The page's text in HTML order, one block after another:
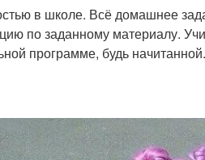
в школе. Всё домашнее
по заданному материалу.
программе, будь